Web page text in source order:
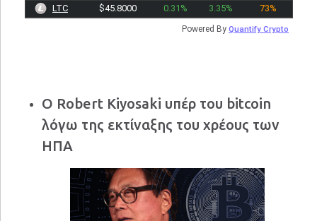
LTC
$45.8000 0.31% 3.35% 73%
Powered By Quantify Crypto
Ο Robert Kiyosaki υπέρ του bitcoin
λόγω της εκτίναξης του χρέους των
ΗΠΑ